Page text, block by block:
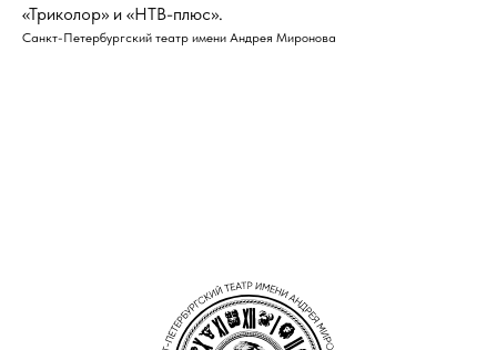
«Триколор» и «НТВ-плюс».
Санкт-Петербургский театр имени Андрея Миронова